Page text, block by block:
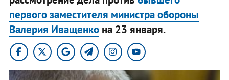
первого заместителя министра обороны
Валерия Иващенкона 23 января.